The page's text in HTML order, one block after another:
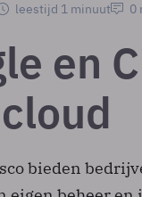
leestijd 1 minuut 0
en
bieden